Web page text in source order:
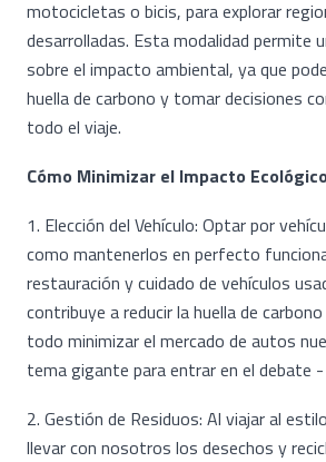
motocicletas o bicis, para explorar
desarrolladas. Esta modalidad permite
sobre el impacto ambiental, ya que
huella de carbono y tomar decisiones
todo el viaje.
Cómo Minimizar el Impacto
1. Elección del Vehículo: Optar por
como mantenerlos en perfecto
restauración y cuidado de vehículos
contribuye a reducir la huella de
todo minimizar el mercado de autos
tema gigante para entrar en el debate -
2. Gestión de Residuos: Al viajar al
llevar con nosotros los desechos y